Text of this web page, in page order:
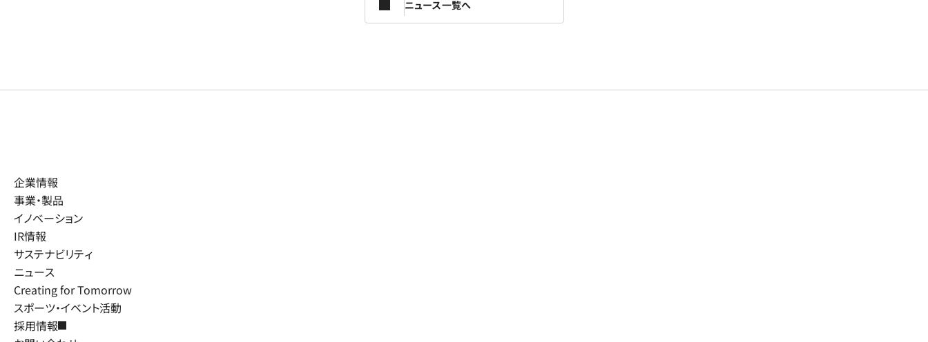
ニュース一覧へ
企業情報
事業・製品
イノベーション
IR情報
サステナビリティ
ニュース
Creating for Tomorrow
スポーツ・イベント活動
採用情報